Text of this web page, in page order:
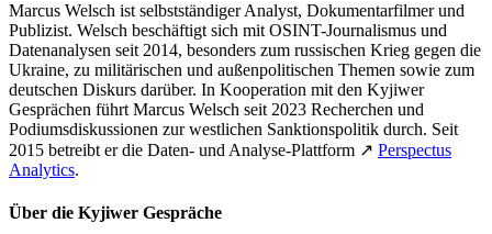
Marcus Welsch ist selbstständiger Analyst, Dokumentarfilmer und
Publizist. Welsch beschäftigt sich mit OSINT-Journalismus und
Datenanalysen seit 2014, besonders zum russischen Krieg gegen die
Ukraine, zu militärischen und außenpolitischen Themen sowie zum
deutschen Diskurs darüber. In Kooperation mit den Kyjiwer
Gesprächen führt Marcus Welsch seit 2023 Recherchen und
Podiumsdiskussionen zur westlichen Sanktionspolitik durch. Seit
2015 betreibt er die Daten- und Analyse-Plattform ↗ Perspectus
Analytics.
Über die Kyjiwer Gespräche